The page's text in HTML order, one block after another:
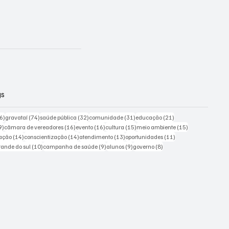
226 posts
gravataí (74)74 posts
saúde pública (32)32 posts
comunidade (31)31 posts
educação (21)
19 posts
câmara de vereadores (16)16 posts
evento (16)16 posts
cultura (15)15 posts
meio ambiente (15)
(14)14 posts
conscientização (14)14 posts
atendimento (13)13 posts
oportunidades (11)
do sul (10)10 posts
campanha de saúde (9)9 posts
alunos (9)9 posts
governo (8)